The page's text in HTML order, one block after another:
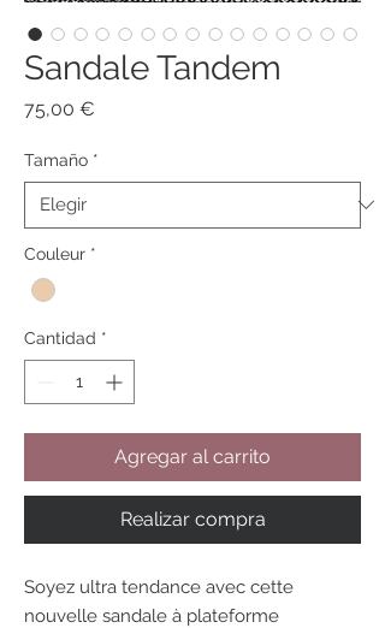
Sandale Tandem
75,00 €
Tamaño *
Couleur *
Cantidad *
Agregar al carrito
Realizar compra
Soyez ultra tendance avec cette
nouvelle sandale à plateforme